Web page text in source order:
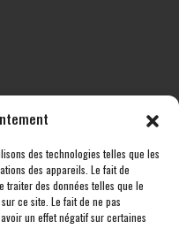
des technologies telles que les
des appareils. Le fait de
traiter des données telles que le
ce site. Le fait de ne pas
un effet négatif sur certaines
Le cheptel Contact
créationWhornat.com | Mentions